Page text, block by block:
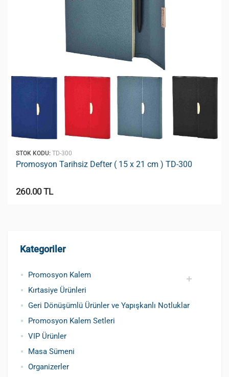
Kategoriler
Promosyon Kalem
Promosyon Metal Kalem
Promosyon Roller Kalem
Promosyon Dokunmatik Kalem
Promosyon Plastik Kalem
Geri Dönüşümlü ve Tohumlu Kalemler
Promosyon Fosforlu Kalem
Kursun Kalemler
Kırtasiye Ürünleri
Geri Dönüşümlü Ürünler ve Yapışkanlı Notluklar
Promosyon Kalem Setleri
VIP Ürünler
Masa Sümeni
Organizerler
STOK KODU: TD-300
Promosyon Tarihsiz Defter ( 15 x 21 cm ) TD-300
260.00 TL